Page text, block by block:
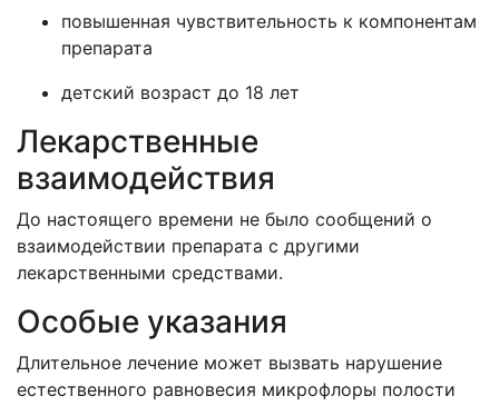
повышенная чувствительность к компонентам
препарата
детский возраст до 18 лет
Лекарственные
взаимодействия
До настоящего времени не было сообщений о
взаимодействии препарата с другими
лекарственными средствами.
Особые указания
Длительное лечение может вызвать нарушение
естественного равновесия микрофлоры полости